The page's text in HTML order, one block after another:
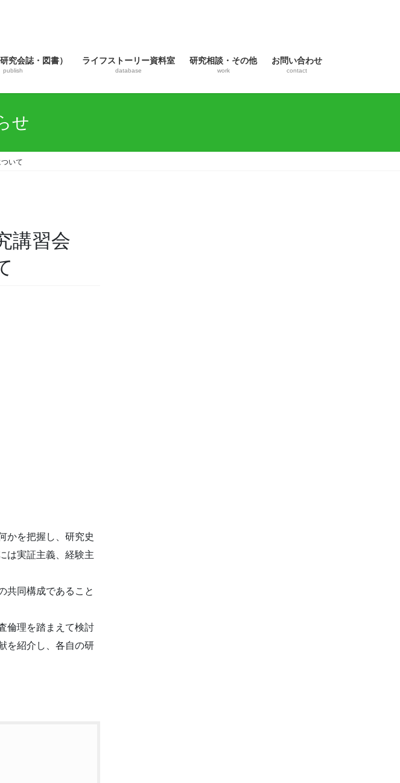
究会誌・図書）
publish
ライフストーリー資料室
database
研究相談・その他
work
お問い合わせ
contact
せ
いて
講習会
かを把握し、研究史
は実証主義、経験主
共同構成であること
倫理を踏まえて検討
を紹介し、各自の研